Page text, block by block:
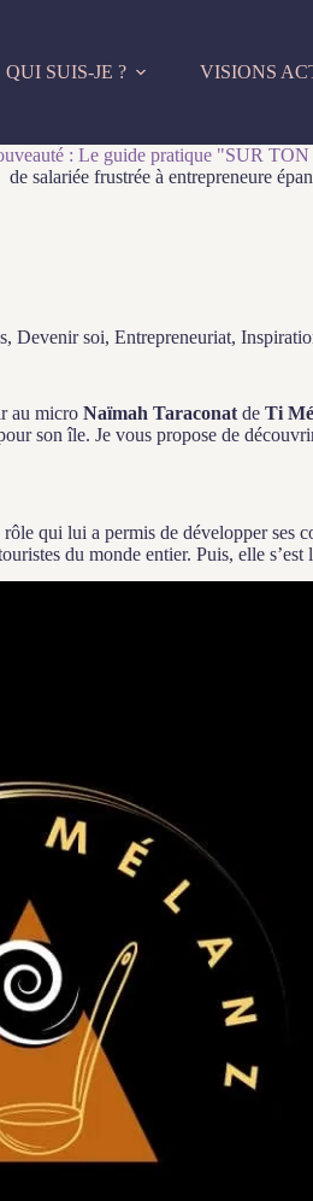
QUI SUIS-JE ? VISIONS
: Le guide pratique "SUR
de salariée frustrée à entrepreneure
, Devenir soi, Entrepreneuriat,
au micro Naïmah Taraconat de Ti
son île. Je vous propose de
qui lui a permis de développer
du monde entier. Puis, elle